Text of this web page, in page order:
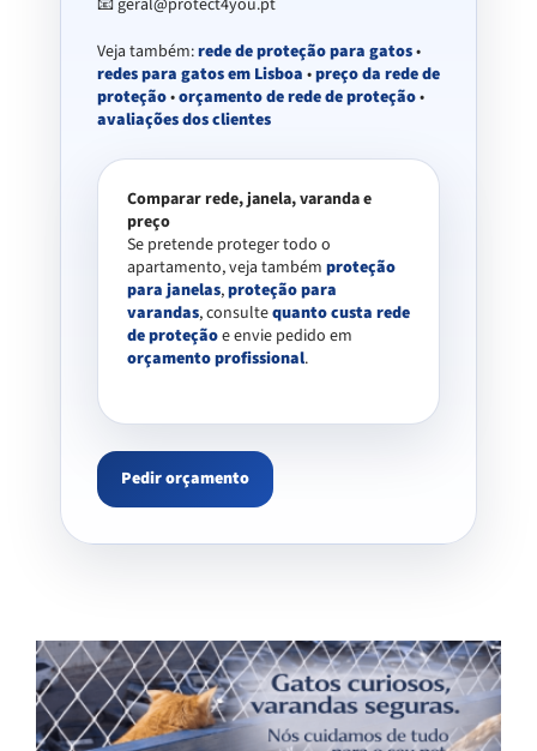
Veja também:rede de proteção para gatos•
redes para gatos em Lisboa •preço da rede de
proteção•orçamento de rede de proteção•
avaliações dos clientes
Comparar rede, janela, varanda e
preço
Se pretende proteger todo o
apartamento, veja também proteção
para janelas,proteção para
varandas, consultequanto custa rede
de proteçãoe envie pedido em
orçamento profissional.
Pedir orçamento